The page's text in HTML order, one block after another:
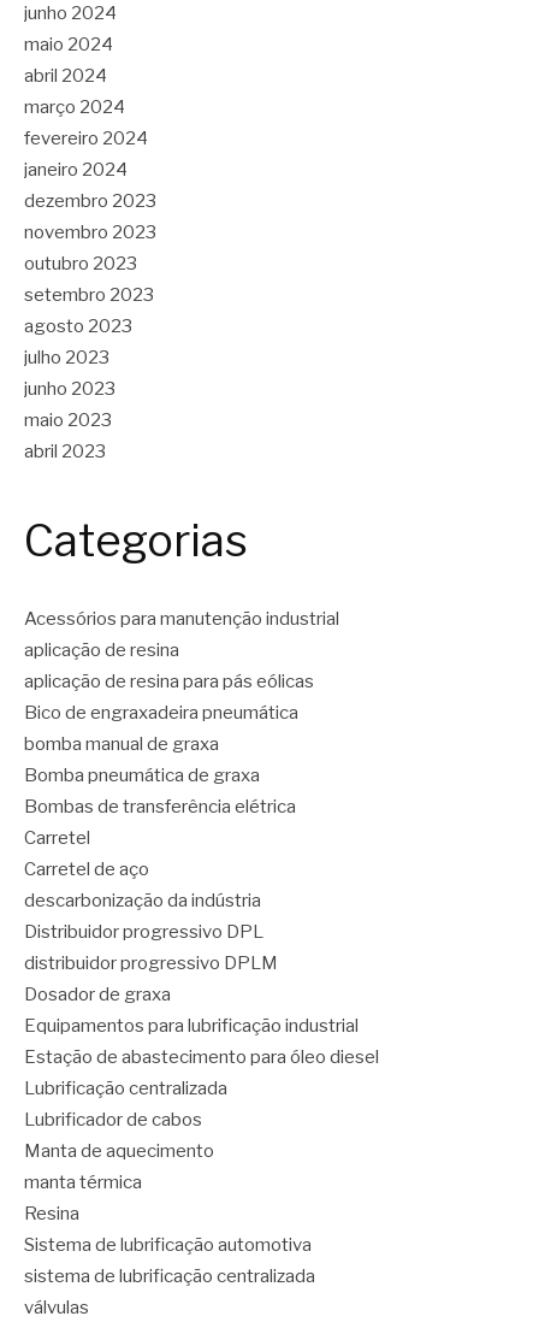
junho 2024
maio 2024
abril 2024
março 2024
fevereiro 2024
janeiro 2024
dezembro 2023
novembro 2023
outubro 2023
setembro 2023
agosto 2023
julho 2023
junho 2023
maio 2023
abril 2023
Categorias
Acessórios para manutenção industrial
aplicação de resina
aplicação de resina para pás eólicas
Bico de engraxadeira pneumática
bomba manual de graxa
Bomba pneumática de graxa
Bombas de transferência elétrica
Carretel
Carretel de aço
descarbonização da indústria
Distribuidor progressivo DPL
distribuidor progressivo DPLM
Dosador de graxa
Equipamentos para lubrificação industrial
Estação de abastecimento para óleo diesel
Lubrificação centralizada
Lubrificador de cabos
Manta de aquecimento
manta térmica
Resina
Sistema de lubrificação automotiva
sistema de lubrificação centralizada
válvulas